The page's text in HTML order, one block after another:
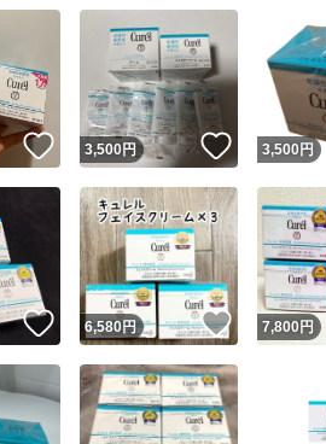
いいね！
3,500円 いいね！
3,500 円
いいね！
6,580円 いいね！
7,800円